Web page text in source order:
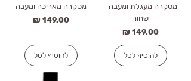
מסקרה מעגלת ומעבה -
שחור
מחיר‏149.00 ‏₪
להוסיף לסל
מסקרה מאריכה ומעבה
מחיר‏149.00 ‏₪
להוסיף לסל